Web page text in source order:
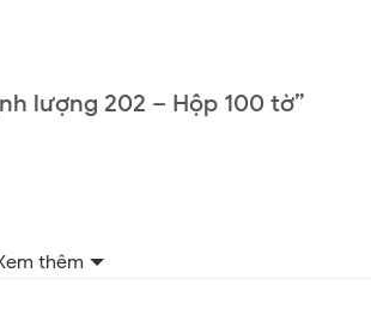
lượng 202 – Hộp 100 tờ”
thêm